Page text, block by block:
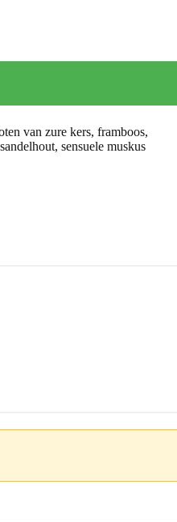
van zure kers, framboos,
sensuele muskus